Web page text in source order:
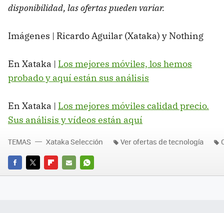
disponibilidad, las ofertas pueden variar.
Imágenes | Ricardo Aguilar (Xataka) y Nothing
En Xataka | Los mejores móviles, los hemos
probado y aquí están sus análisis
En Xataka | Los mejores móviles calidad precio.
Sus análisis y vídeos están aquí
FACEBOOK
TWITTERFLIPBOARD
E-
WHATSAPP
TEMAS Xataka Selección Ver ofertas de tecnología